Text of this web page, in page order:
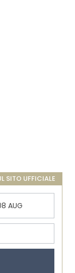
SITO UFFICIALE